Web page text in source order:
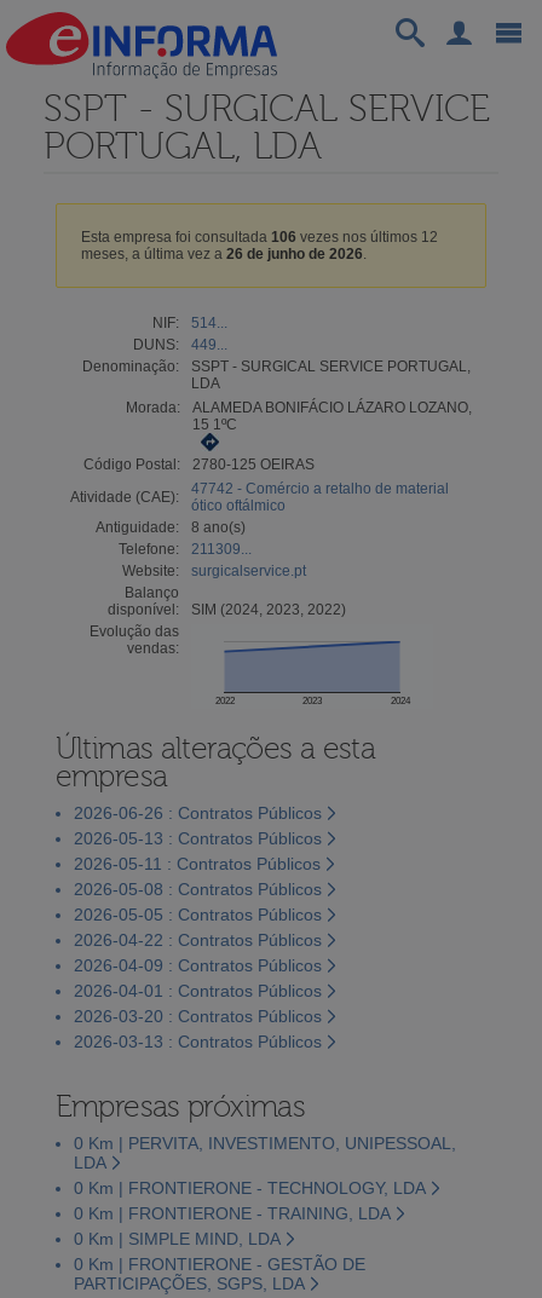
SSPT - SURGICAL SERVICE
PORTUGAL, LDA
Esta empresa foi consultada 106 vezes nos últimos 12
meses, a última vez a 26 de junho de 2026.
NIF:
514...
DUNS:
449...
Denominação:
SSPT - SURGICAL SERVICE PORTUGAL,
LDA
Morada:
ALAMEDA BONIFÁCIO LÁZARO LOZANO,
15 1ºC
Código Postal:
2780-125 OEIRAS
Atividade (CAE):
47742 - Comércio a retalho de material
ótico oftálmico
Antiguidade:
8 ano(s)
Telefone:
211309...
Website:
surgicalservice.pt
Balanço
disponível:
SIM (2024, 2023, 2022)
Evolução das
vendas:
2022 2023 2024
Últimas alterações a esta
empresa
2026-06-26 : Contratos Públicos
2026-05-13 : Contratos Públicos
2026-05-11 : Contratos Públicos
2026-05-08 : Contratos Públicos
2026-05-05 : Contratos Públicos
2026-04-22 : Contratos Públicos
2026-04-09 : Contratos Públicos
2026-04-01 : Contratos Públicos
2026-03-20 : Contratos Públicos
2026-03-13 : Contratos Públicos
Empresas próximas
0 Km | PERVITA, INVESTIMENTO, UNIPESSOAL,
LDA
0 Km | FRONTIERONE - TECHNOLOGY, LDA
0 Km | FRONTIERONE - TRAINING, LDA
0 Km | SIMPLE MIND, LDA
0 Km | FRONTIERONE - GESTÃO DE
PARTICIPAÇÕES, SGPS, LDA